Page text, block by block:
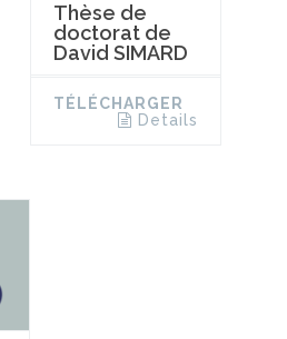
Thèse de
doctorat de
David SIMARD
TÉLÉCHARGER
Details